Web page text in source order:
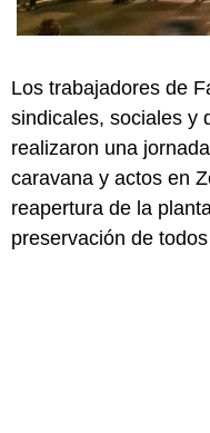
Los trabajadores de
sindicales, sociales y
realizaron una
caravana y actos en
reapertura de la
preservación de